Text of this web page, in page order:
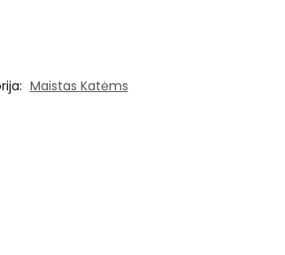
Maistas Katėms